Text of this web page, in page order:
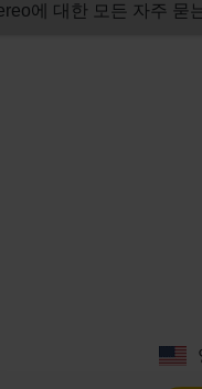
에 대한 모든 자주 묻